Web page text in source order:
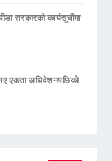
सरकारको कार्यसूचीमा
एकता अधिवेशनपछिको